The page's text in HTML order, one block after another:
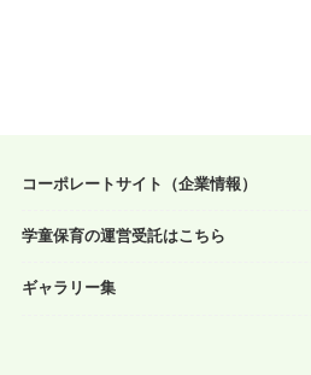
コーポレートサイト（企業情報）
学童保育の運営受託はこちら
ギャラリー集